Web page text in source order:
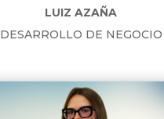
LUIZ AZAÑA
DESARROLLO DE NEGOCIO